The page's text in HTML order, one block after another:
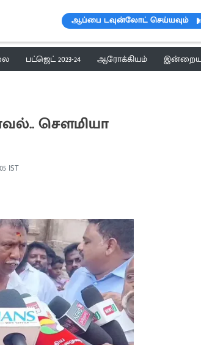
ஆப்பை டவுன்லோட் செய்யவும்
பட்ஜெட் 2023-24 ஆரோக்கியம் இன்றைய
சௌமியா
IST